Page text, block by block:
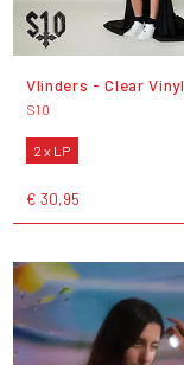
Vlinders - Clear Vinyl
S10
2 x LP
€ 30,95